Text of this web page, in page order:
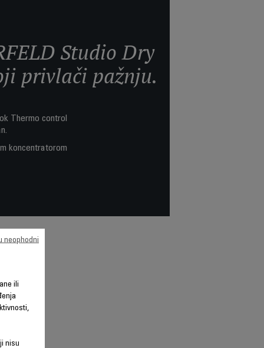
Studio Dry
privlači pažnju.
Thermo control
koncentratorom
ili
nisu
neophodni